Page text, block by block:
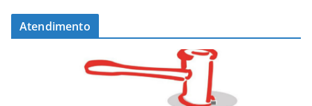
Atendimento